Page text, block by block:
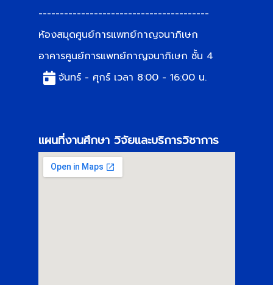
----------------------------------------
ห้องสมุดศูนย์การแพทย์กาญจนาภิเษก
อาคารศูนย์การแพทย์กาญจนาภิเษก ชั้น 4
จันทร์ - ศุกร์ เวลา 8:00 - 16:00 น.
แผนที่งานศึกษา วิจัยและบริการวิชาการ